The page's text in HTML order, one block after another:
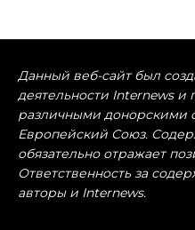
Данный веб-сайт был
деятельности Internews и
различными донорскими
Европейский Союз.
обязательно отражает
Ответственность за
авторы и Internews.